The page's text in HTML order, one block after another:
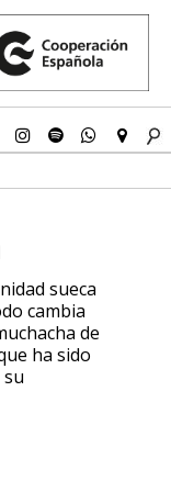
sueca
cambia
de
ha sido